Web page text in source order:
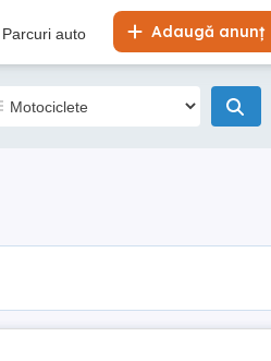
Adaugă anunț
Parcuri auto